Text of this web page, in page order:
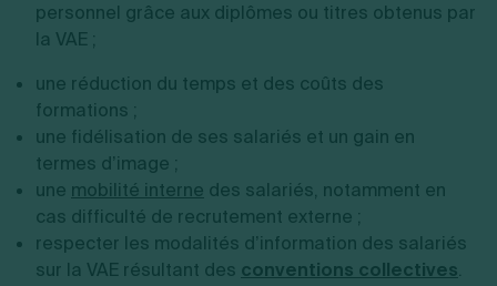
personnel grâce aux diplômes ou titres obtenus par
la VAE ;
une réduction du temps et des coûts des
formations ;
une fidélisation de ses salariés et un gain en
termes d’image ;
une mobilité interne des salariés, notamment en
cas difficulté de recrutement externe ;
respecter les modalités d’information des salariés
sur la VAE résultant des conventions collectives.